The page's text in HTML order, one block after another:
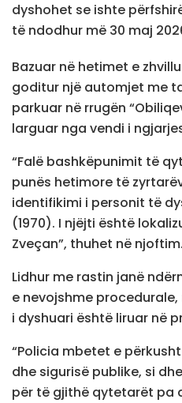
dyshohet se ishte
të ndodhur më 30 maj
Bazuar në hetimet e
goditur një automjet me
parkuar në rrugën
larguar nga vendi i
“Falë bashkëpunimit të
punës hetimore të
identifikimi i personit të
(1970). I njëjti është
Zveçan”, thuhet në njoftim.
Lidhur me rastin janë
e nevojshme
i dyshuari është liruar në
“Policia mbetet e
dhe sigurisë publike, si
për të gjithë qytetarët pa